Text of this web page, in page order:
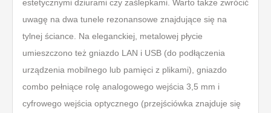
estetycznymi dziurami czy zaślepkami. Warto także zwrócić
uwagę na dwa tunele rezonansowe znajdujące się na
tylnej ściance. Na eleganckiej, metalowej płycie
umieszczono też gniazdo LAN i USB (do podłączenia
urządzenia mobilnego lub pamięci z plikami), gniazdo
combo pełniące rolę analogowego wejścia 3,5 mm i
cyfrowego wejścia optycznego (przejściówka znajduje się